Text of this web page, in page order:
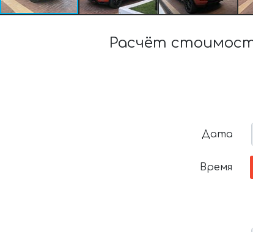
Расчёт
Дата
Время